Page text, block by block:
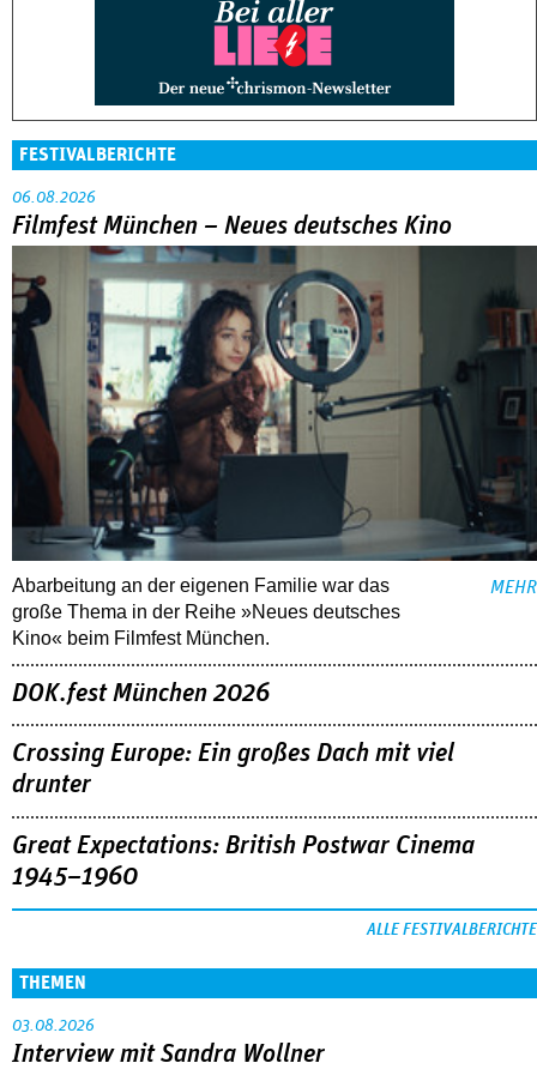
FESTIVALBERICHTE
06.08.2026
Filmfest München – Neues deutsches Kino
Abarbeitung an der eigenen Familie war das
große Thema in der Reihe »Neues deutsches
Kino« beim Filmfest München.
MEHR
DOK.fest München 2026
Crossing Europe: Ein großes Dach mit viel
drunter
Great Expectations: British Postwar Cinema
1945–1960
ALLE FESTIVALBERICHTE
THEMEN
03.08.2026
Interview mit Sandra Wollner